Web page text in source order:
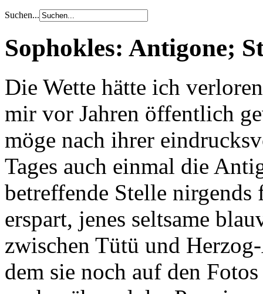
Suchen...
Sophokles: Antigone;
Die Wette hätte ich
mir vor Jahren öffentlich
möge nach ihrer
Tages auch einmal die
betreffende Stelle
erspart, jenes seltsame
zwischen Tütü und
dem sie noch auf den